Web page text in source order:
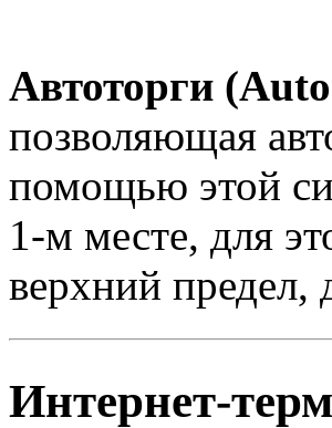
Автоторги
позволяющая
помощью этой
1-м месте, для
верхний предел,
Интернет-